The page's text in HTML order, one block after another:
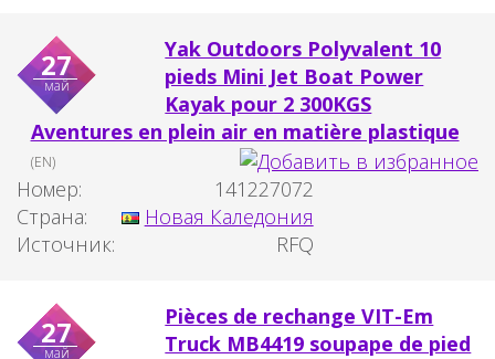
27
май
Yak Outdoors Polyvalent 10
pieds Mini Jet Boat Power
Kayak pour 2 300KGS
Aventures en plein air en matière plastique
(EN)
Номер:
141227072
Страна:
Новая Каледония
Источник:
RFQ
27
май
Pièces de rechange VIT-Em
Truck MB4419 soupape de pied